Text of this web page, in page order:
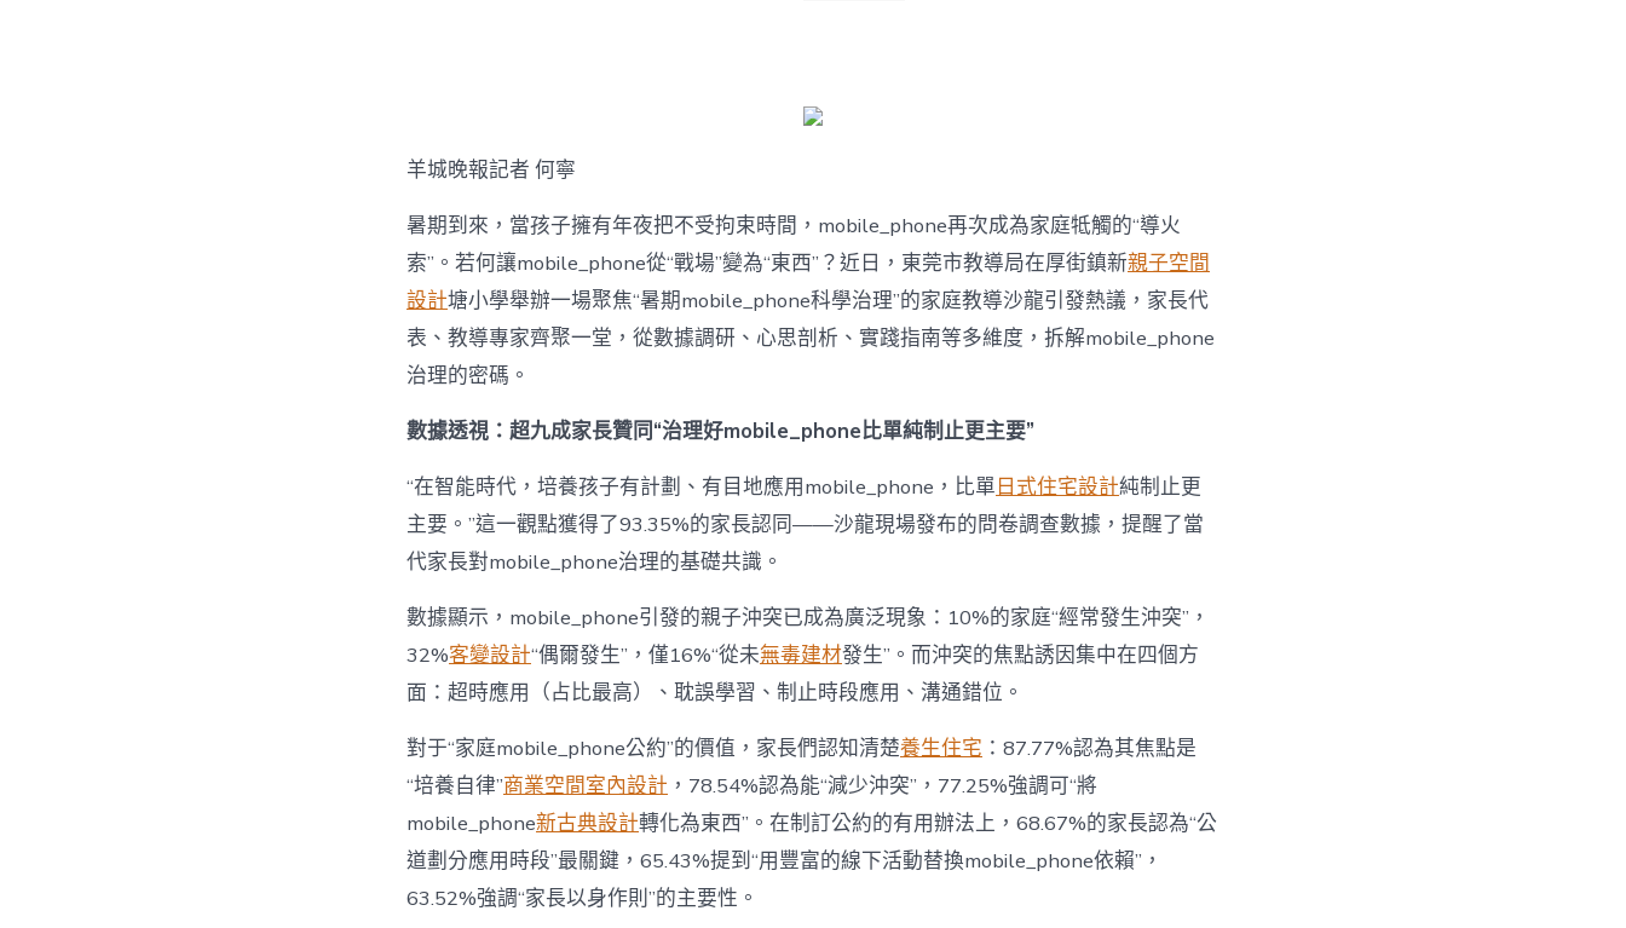
〈若
暑
期
難
題？
讓
mobilJIUYI
俱
意
設
計
成
為
“成
西”，
而
非
“家
庭
戰
場”〉
中
羊城晚報記者 何寧
暑期到來，當孩子擁有年夜把不受拘束時間，mobile_phone再次成為家庭牴觸的“導火
索”。若何讓mobile_phone從“戰場”變為“東西”？近日，東莞市教導局在厚街鎮新親子空間
設計塘小學舉辦一場聚焦“暑期mobile_phone科學治理”的家庭教導沙龍引發熱議，家長代
表、教導專家齊聚一堂，從數據調研、心思剖析、實踐指南等多維度，拆解mobile_phone
治理的密碼。
數據透視：超九成家長贊同“治理好mobile_phone比單純制止更主要”
“在智能時代，培養孩子有計劃、有目地應用mobile_phone，比單日式住宅設計純制止更
主要。”這一觀點獲得了93.35%的家長認同——沙龍現場發布的問卷調查數據，提醒了當
代家長對mobile_phone治理的基礎共識。
數據顯示，mobile_phone引發的親子沖突已成為廣泛現象：10%的家庭“經常發生沖突”，
32%客變設計“偶爾發生”，僅16%“從未無毒建材發生”。而沖突的焦點誘因集中在四個方
面：超時應用（占比最高）、耽誤學習、制止時段應用、溝通錯位。
對于“家庭mobile_phone公約”的價值，家長們認知清楚養生住宅 ：87.77%認為其焦點是
“培養自律”商業空間室內設計 ，78.54%認為能“減少沖突”，77.25%強調可“將
mobile_phone新古典設計轉化為東西”。在制訂公約的有用辦法上，68.67%的家長認為“公
道劃分應用時段”最關鍵，65.43%提到“用豐富的線下活動替換mobile_phone依賴”，
63.52%強調“家長以身作則”的主要性。